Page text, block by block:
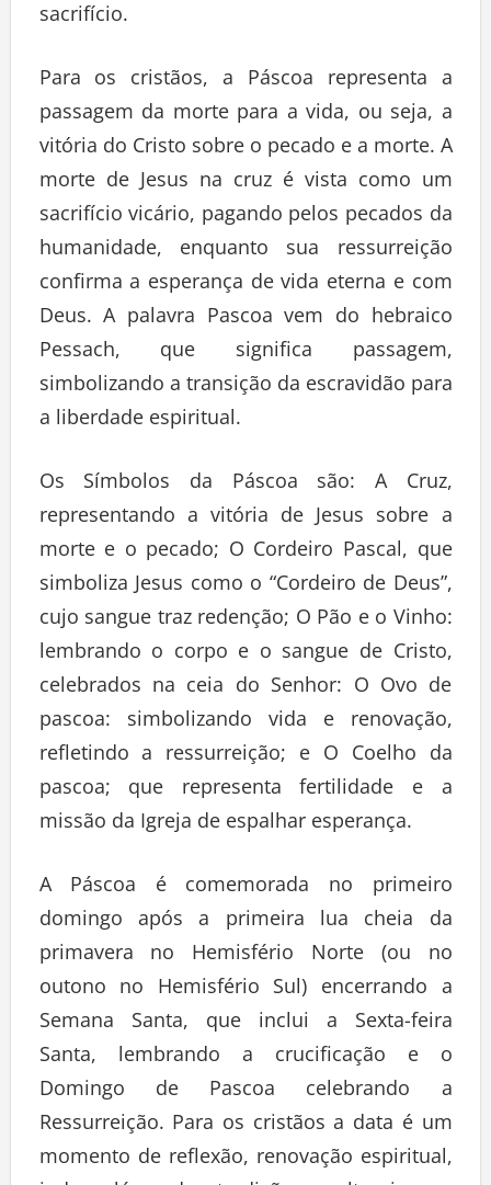
sacrifício.
Para os cristãos, a Páscoa representa a
passagem da morte para a vida, ou seja, a
vitória do Cristo sobre o pecado e a morte. A
morte de Jesus na cruz é vista como um
sacrifício vicário, pagando pelos pecados da
humanidade, enquanto sua ressurreição
confirma a esperança de vida eterna e com
Deus. A palavra Pascoa vem do hebraico
Pessach, que significa passagem,
simbolizando a transição da escravidão para
a liberdade espiritual.
Os Símbolos da Páscoa são: A Cruz,
representando a vitória de Jesus sobre a
morte e o pecado; O Cordeiro Pascal, que
simboliza Jesus como o “Cordeiro de Deus”,
cujo sangue traz redenção; O Pão e o Vinho:
lembrando o corpo e o sangue de Cristo,
celebrados na ceia do Senhor: O Ovo de
pascoa: simbolizando vida e renovação,
refletindo a ressurreição; e O Coelho da
pascoa; que representa fertilidade e a
missão da Igreja de espalhar esperança.
A Páscoa é comemorada no primeiro
domingo após a primeira lua cheia da
primavera no Hemisfério Norte (ou no
outono no Hemisfério Sul) encerrando a
Semana Santa, que inclui a Sexta-feira
Santa, lembrando a crucificação e o
Domingo de Pascoa celebrando a
Ressurreição. Para os cristãos a data é um
momento de reflexão, renovação espiritual,